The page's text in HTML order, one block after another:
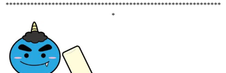
*************************************************************
*